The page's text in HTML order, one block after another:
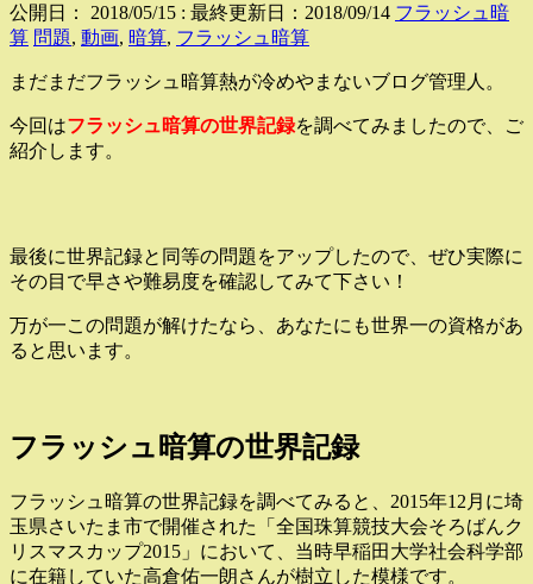
公開日： 2018/05/15 : 最終更新日：2018/09/14 フラッシュ暗
算 問題, 動画, 暗算, フラッシュ暗算
まだまだフラッシュ暗算熱が冷めやまないブログ管理人。
今回はフラッシュ暗算の世界記録を調べてみましたので、ご
紹介します。
最後に世界記録と同等の問題をアップしたので、ぜひ実際に
その目で早さや難易度を確認してみて下さい！
万が一この問題が解けたなら、あなたにも世界一の資格があ
ると思います。
フラッシュ暗算の世界記録
フラッシュ暗算の世界記録を調べてみると、2015年12月に埼
玉県さいたま市で開催された「全国珠算競技大会そろばんク
リスマスカップ2015」において、当時早稲田大学社会科学部
に在籍していた高倉佑一朗さんが樹立した模様です。